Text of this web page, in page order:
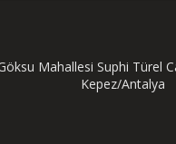
Mahallesi Suphi Türel
Kepez/Antalya